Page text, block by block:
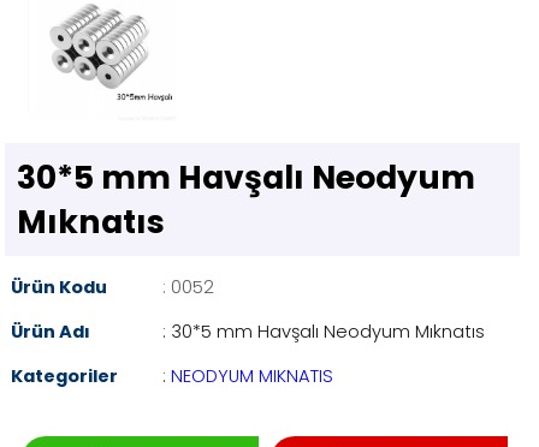
30*5 mm Havşalı Neodyum
Mıknatıs
Ürün Kodu
: 0052
Ürün Adı
: 30*5 mm Havşalı Neodyum Mıknatıs
Kategoriler
: NEODYUM MIKNATIS